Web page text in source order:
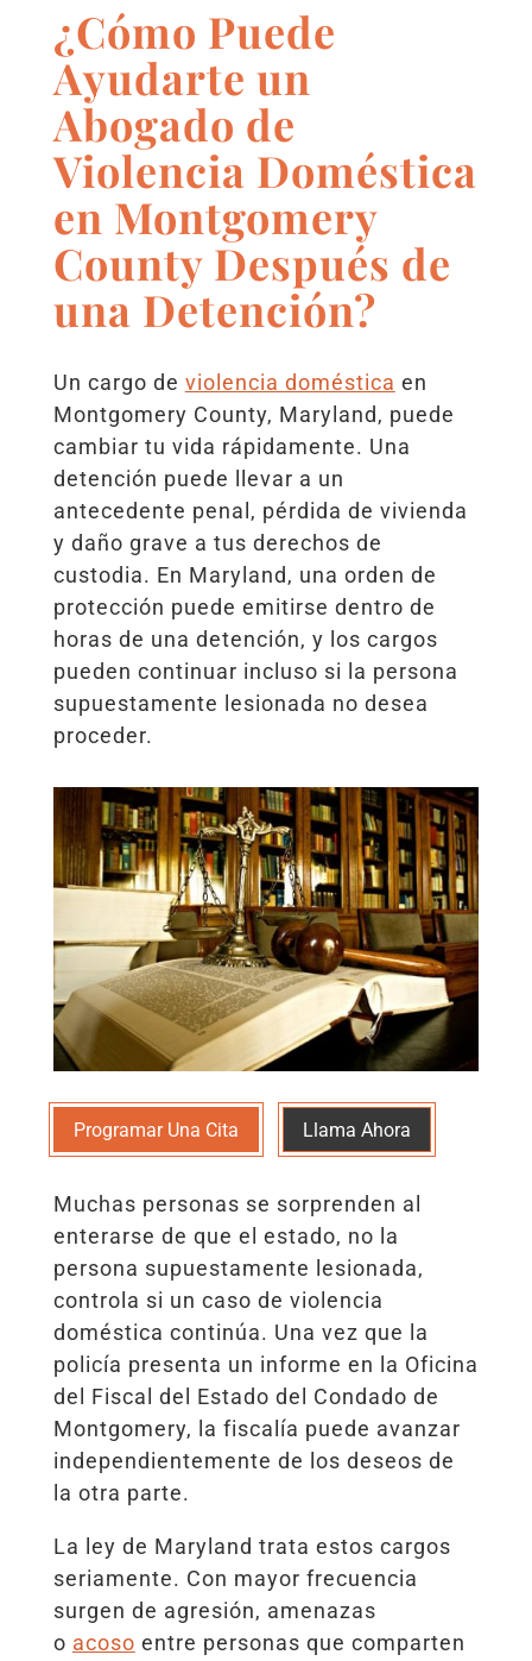
¿Cómo Puede
Ayudarte un
Abogado de
Violencia Doméstica
en Montgomery
County Después de
una Detención?
Un cargo de violencia doméstica en
Montgomery County, Maryland, puede
cambiar tu vida rápidamente. Una
detención puede llevar a un
antecedente penal, pérdida de vivienda
y daño grave a tus derechos de
custodia. En Maryland, una orden de
protección puede emitirse dentro de
horas de una detención, y los cargos
pueden continuar incluso si la persona
supuestamente lesionada no desea
proceder.
Programar Una Cita Llama Ahora
Muchas personas se sorprenden al
enterarse de que el estado, no la
persona supuestamente lesionada,
controla si un caso de violencia
doméstica continúa. Una vez que la
policía presenta un informe en la Oficina
del Fiscal del Estado del Condado de
Montgomery, la fiscalía puede avanzar
independientemente de los deseos de
la otra parte.
La ley de Maryland trata estos cargos
seriamente. Con mayor frecuencia
surgen de agresión, amenazas
o acoso entre personas que comparten